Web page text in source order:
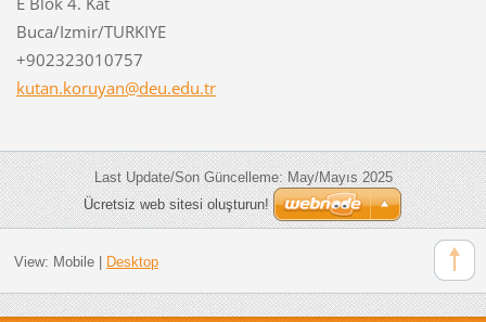
Buca/Izmir/TURKIYE
+902323010757
kutan.koruyan@deu.edu.tr
Last Update/Son Güncelleme: May/Mayıs 2025
Ücretsiz web sitesi oluşturun!
View: Mobile| Desktop